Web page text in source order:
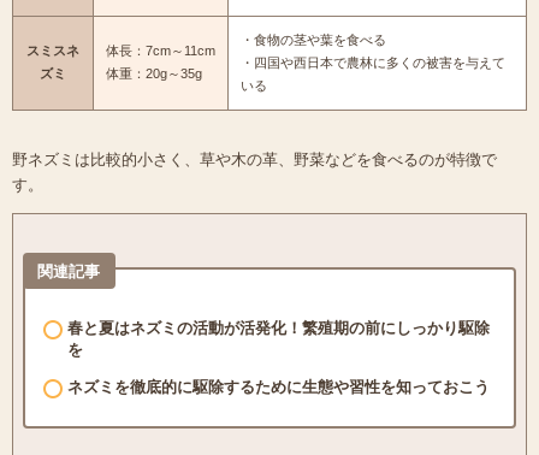
スミスネ
ズミ
体長：7cm～11cm
体重：20g～35g
・食物の茎や葉を食べる
・四国や西日本で農林に多くの被害を与えて
いる
野ネズミは比較的小さく、草や木の革、野菜などを食べるのが特徴で
す。
関連記事
春と夏はネズミの活動が活発化！繁殖期の前にしっかり駆除
を
ネズミを徹底的に駆除するために生態や習性を知っておこう